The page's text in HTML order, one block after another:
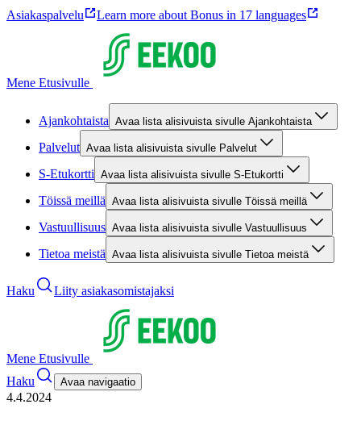
Asiakaspalvelu Learn more about Bonus in 17 languages
Mene Etusivulle
Ajankohtaista Avaa lista alisivuista sivulle Ajankohtaista
Palvelut Avaa lista alisivuista sivulle Palvelut
S-Etukortti Avaa lista alisivuista sivulle S-Etukortti
Töissä meillä Avaa lista alisivuista sivulle Töissä meillä
Vastuullisuus Avaa lista alisivuista sivulle Vastuullisuus
Tietoa meistä Avaa lista alisivuista sivulle Tietoa meistä
Haku Liity asiakasomistajaksi
Mene Etusivulle
Haku
Avaa navigaatio
4.4.2024